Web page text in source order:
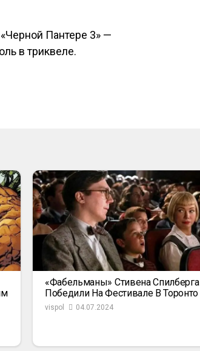
Пантере 3» —
в триквеле.
«Фабельманы» Стивена Спилберга
Победили На Фестивале В Торонто
vispol 04.07.2024